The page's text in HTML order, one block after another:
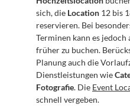
sich, die Location 12 bis
reservieren. Bei
Terminen kann es jedoch
früher zu buchen.
Planung auch die
Dienstleistungen wie
Fotografie. Die Event
schnell vergeben.